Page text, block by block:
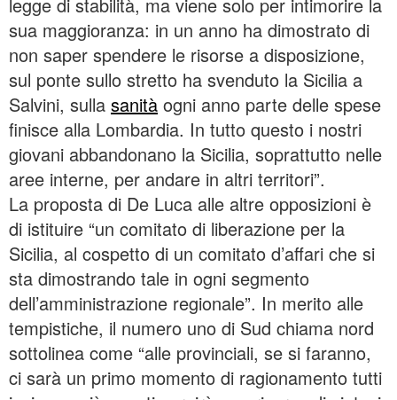
sua maggioranza: in un anno ha dimostrato di
non saper spendere le risorse a disposizione,
sul ponte sullo stretto ha svenduto la Sicilia a
Salvini, sulla sanità ogni anno parte delle spese
finisce alla Lombardia. In tutto questo i nostri
giovani abbandonano la Sicilia, soprattutto nelle
aree interne, per andare in altri territori”.
La proposta di De Luca alle altre opposizioni è
di istituire “un comitato di liberazione per la
Sicilia, al cospetto di un comitato d’affari che si
sta dimostrando tale in ogni segmento
dell’amministrazione regionale”. In merito alle
tempistiche, il numero uno di Sud chiama nord
sottolinea come “alle provinciali, se si faranno,
ci sarà un primo momento di ragionamento tutti